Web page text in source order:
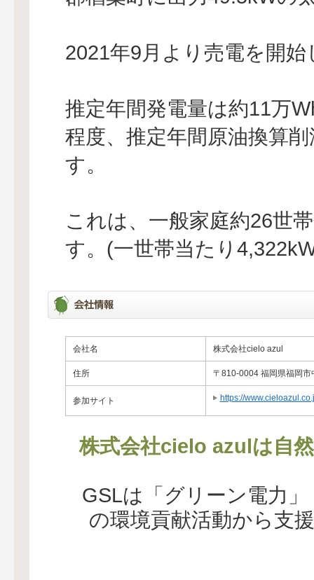
2021年9月より売電を開
推定年間発電量は約11万
程度、推定年間原油換算
す。
これは、一般家庭約26世
す。(一世帯当たり
会社名 株式会社cielo azul
住所 〒810-0004 福岡県福岡
参加サイト https://
株式会社cielo azulは自
GSLは「グリーン電力
の環境貢献活動から支